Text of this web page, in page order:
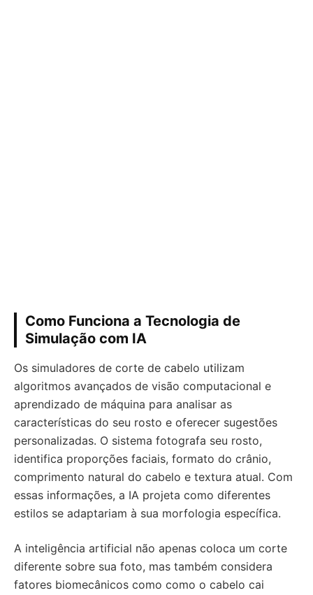
Como Funciona a Tecnologia de
Simulação com IA
Os simuladores de corte de cabelo utilizam
algoritmos avançados de visão computacional e
aprendizado de máquina para analisar as
características do seu rosto e oferecer sugestões
personalizadas. O sistema fotografa seu rosto,
identifica proporções faciais, formato do crânio,
comprimento natural do cabelo e textura atual. Com
essas informações, a IA projeta como diferentes
estilos se adaptariam à sua morfologia específica.
A inteligência artificial não apenas coloca um corte
diferente sobre sua foto, mas também considera
fatores biomecânicos como como o cabelo cai